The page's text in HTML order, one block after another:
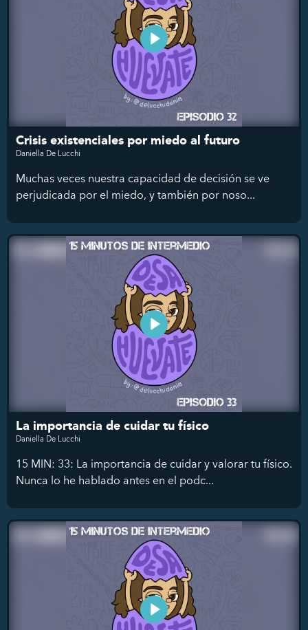
Crisis existenciales por miedo al futuro
Daniella De Lucchi
Muchas veces nuestra capacidad de decisión se ve
perjudicada por el miedo, y también por noso...
La importancia de cuidar tu físico
Daniella De Lucchi
15 MIN: 33: La importancia de cuidar y valorar tu físico.
Nunca lo he hablado antes en el podc...